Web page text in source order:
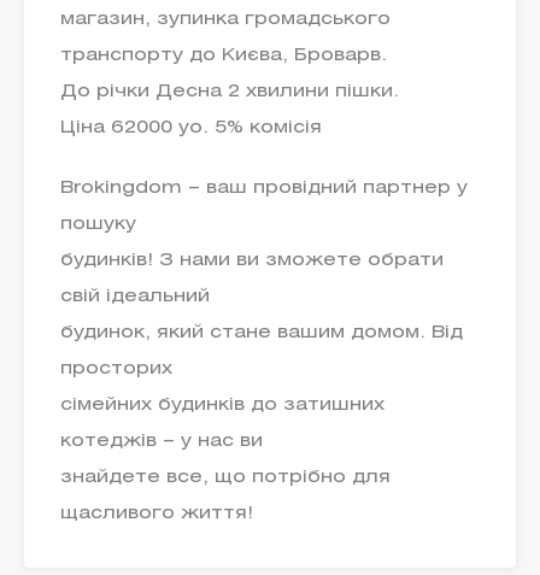
магазин, зупинка громадського
транспорту до Києва, Броварв.
До річки Десна 2 хвилини пішки.
Ціна 62000 уо. 5% комісія
Brokingdom – ваш провідний партнер у
пошуку
будинків! З нами ви зможете обрати
свій ідеальний
будинок, який стане вашим домом. Від
просторих
сімейних будинків до затишних
котеджів – у нас ви
знайдете все, що потрібно для
щасливого життя!